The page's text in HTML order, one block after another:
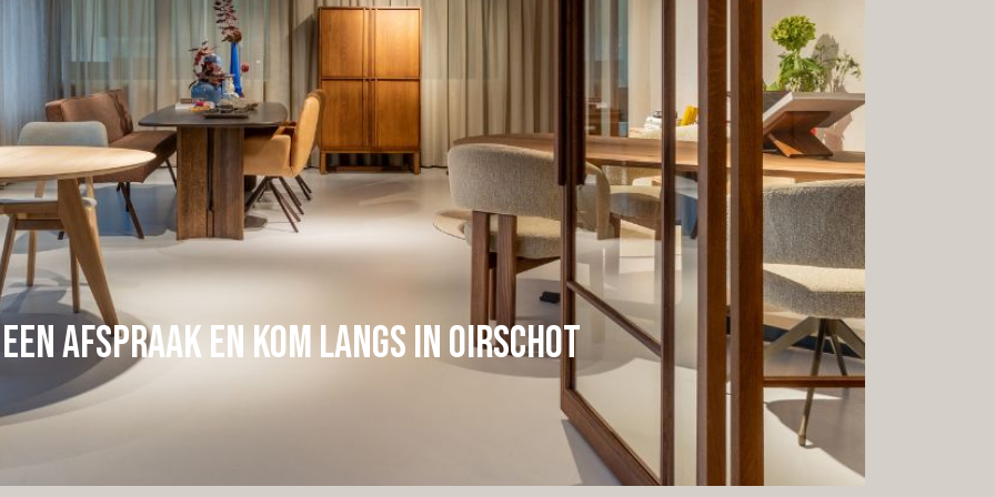
afspraak en kom langs in Oirschot